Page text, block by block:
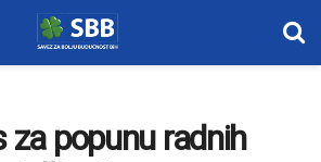
za popunu radnih